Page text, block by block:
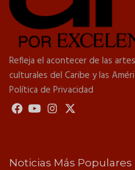
Refleja el acontecer de las
culturales del Caribe y las
Política de Privacidad
Noticias Más Populares